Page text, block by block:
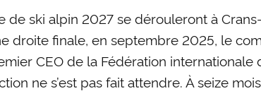
de ski alpin 2027 se dérouleront à
droite finale, en septembre 2025, le
CEO de la Fédération
ne s’est pas fait attendre. À seize